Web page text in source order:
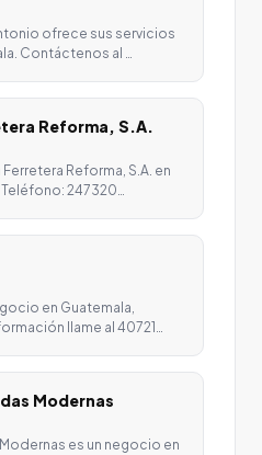
ofrece sus servicios
Contáctenos al …
Reforma, S.A.
Reforma, S.A. en
247320…
en Guatemala,
llame al 40721…
Modernas
es un negocio en